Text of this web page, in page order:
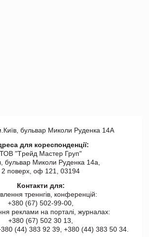
бульвар Миколи Руденка 14А
для кореспонденції:
ТОВ "Tрейд Мастер Груп"
бульвар Миколи Руденка 14а,
2 поверх, оф 121, 03194
Контакти для:
треннгів, конференцій:
+380 (67) 502-99-00,
реклами на порталі, журналах:
+380 (67) 502 30 13,
(44) 383 92 39, +380 (44) 383 50 34.